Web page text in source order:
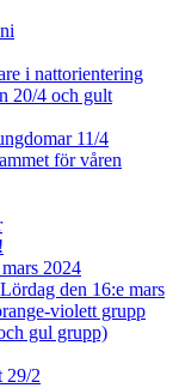
i nattorientering
20/4 och gult
11/4
för våren
2024
den 16:e mars
violett grupp
gul grupp)
29/2